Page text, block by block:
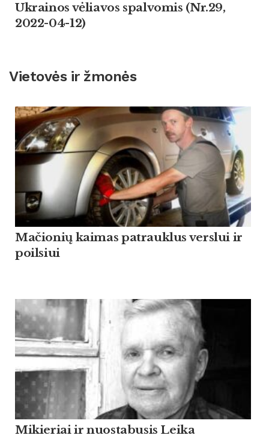
Ukrainos vėliavos spalvomis (Nr.29,
2022-04-12)
Vietovės ir žmonės
Mačionių kaimas patrauklus verslui ir
poilsiui
Mikieriai ir nuostabusis Leika